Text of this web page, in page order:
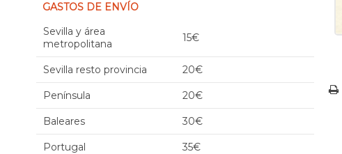
GASTOS DE ENVÍO
Sevilla y área
metropolitana
15€
Sevilla resto provincia 20€
Península 20€
Baleares 30€
Portugal 35€